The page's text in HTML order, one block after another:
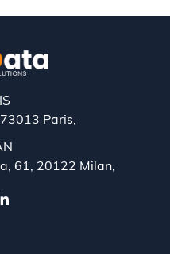
Paris,
61, 20122 Milan,